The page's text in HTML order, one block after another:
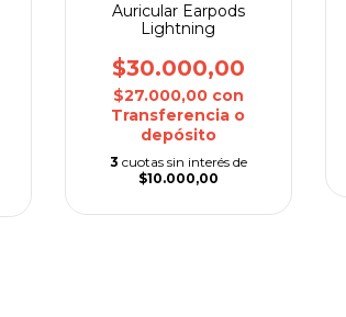
Auricular Earpods
Lightning
$30.000,00
$27.000,00 con
Transferencia o
depósito
3 cuotas sin interés de
$10.000,00